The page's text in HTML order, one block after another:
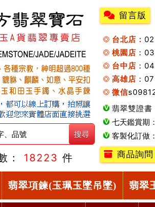
： 18223 件
留言版
台北店：
桃園店 ：
台中店 ：
高雄店 ：
微信
翡翠雙證書
七天鑑賞期
客製化訂做
商品詢問
翡翠項鍊(玉珮玉墜吊墜) 翡翠